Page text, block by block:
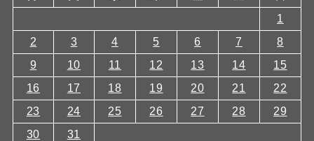
1
2
3 4 5 6 7
8
9
10 11 12 13 14
15
16
17 18 19 20 21
22
23
24 25 26 27 28
29
30
31